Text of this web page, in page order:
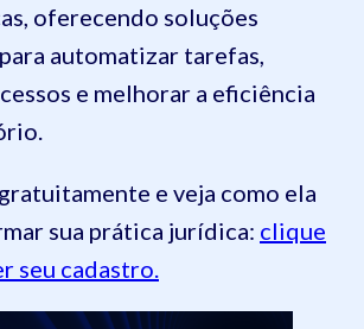
oferecendo soluções
automatizar tarefas,
e melhorar a eficiência
e veja como ela
sua prática jurídica: clique
seu cadastro.